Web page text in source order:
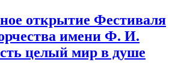
открытие Фестиваля
имени Ф. И.
целый мир в душе